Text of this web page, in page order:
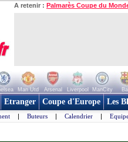
A retenir : Palmarès Coupe du
Man Utd Arsenal Liverpool ManCity
Etranger Coupe d'Europe Les
| Buteurs | Calendrier |